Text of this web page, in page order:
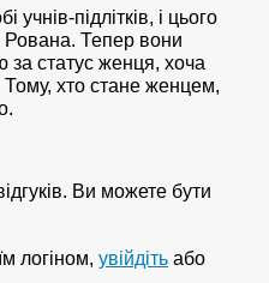
учнів-підлітків, і цього
Рована. Тепер вони
за статус женця, хоча
хто стане женцем,
Ви можете бути
логіном, увійдіть або